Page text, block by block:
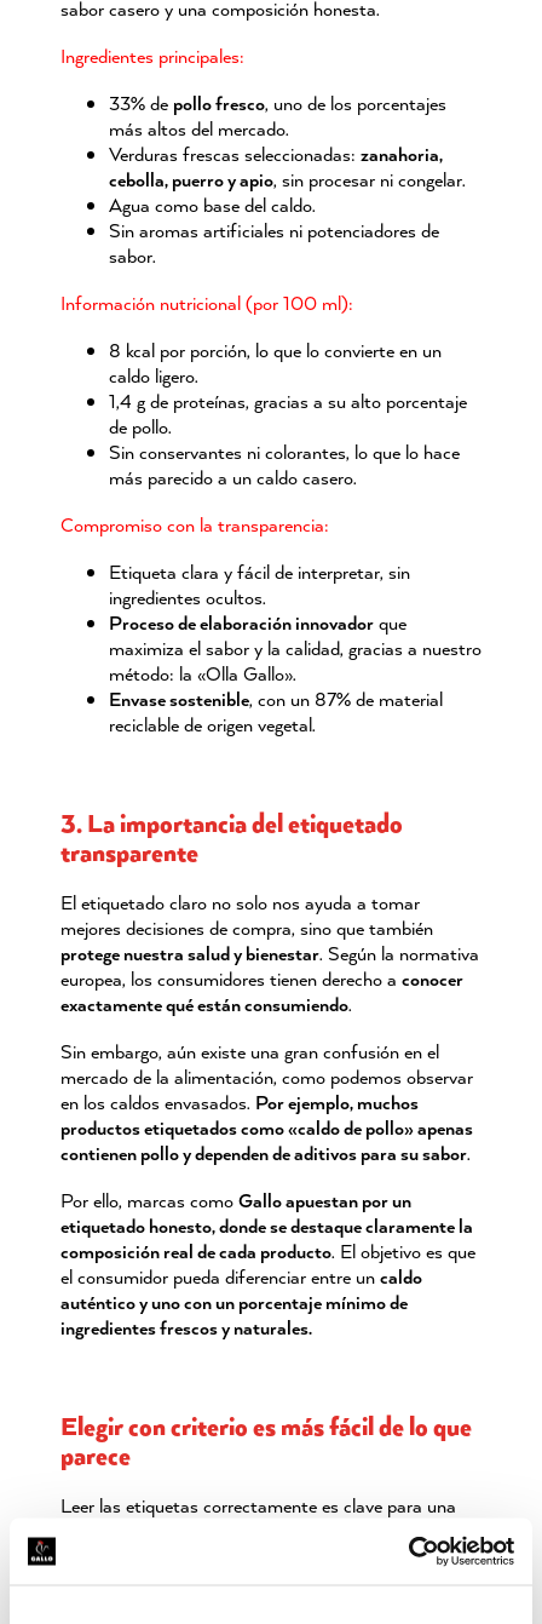
sabor casero y una composición honesta.
Ingredientes principales:
33% de pollo fresco, uno de los porcentajes
más altos del mercado.
Verduras frescas seleccionadas: zanahoria,
cebolla, puerro y apio, sin procesar ni congelar.
Agua como base del caldo.
Sin aromas artificiales ni potenciadores de
sabor.
Información nutricional (por 100 ml):
8 kcal por porción, lo que lo convierte en un
caldo ligero.
1,4 g de proteínas, gracias a su alto porcentaje
de pollo.
Sin conservantes ni colorantes, lo que lo hace
más parecido a un caldo casero.
Compromiso con la transparencia:
Etiqueta clara y fácil de interpretar, sin
ingredientes ocultos.
Proceso de elaboración innovadorque
maximiza el sabor y la calidad, gracias a nuestro
método: la «Olla Gallo».
Envase sostenible, con un 87% de material
reciclable de origen vegetal.
3. La importancia del etiquetado
transparente
El etiquetado claro no solo nos ayuda a tomar
mejores decisiones de compra, sino que también
protege nuestra salud y bienestar. Según la normativa
europea, los consumidores tienen derecho a conocer
exactamente quéestán consumiendo.
Sin embargo, aún existe una gran confusión en el
mercado de la alimentación, como podemos observar
en los caldos envasados. Por ejemplo, muchos
productos etiquetados como «caldo de pollo» apenas
contienen pollo y dependen de aditivos para su sabor.
Por ello, marcas comoGallo apuestan por un
etiquetado honesto, donde se destaque claramente la
composición real de cada producto. El objetivo es que
el consumidor pueda diferenciar entre uncaldo
auténtico y uno con un porcentaje mínimo de
ingredientes frescos y naturales.
Elegir con criterio es más fácil de lo que
parece
Leer las etiquetas correctamente es clave para una
Un etiquetado transparente
nos permite diferenciar un producto realmente